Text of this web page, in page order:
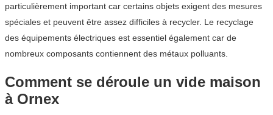
particulièrement important car certains objets exigent des mesures
spéciales et peuvent être assez difficiles à recycler. Le recyclage
des équipements électriques est essentiel également car de
nombreux composants contiennent des métaux polluants.
Comment se déroule un vide maison
à Ornex